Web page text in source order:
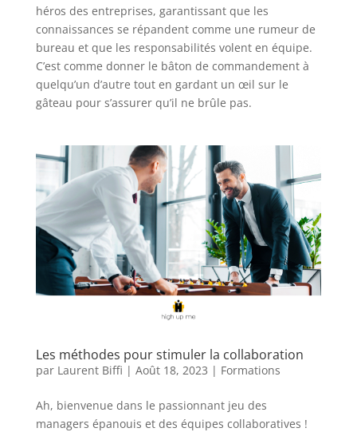
héros des entreprises, garantissant que les
connaissances se répandent comme une rumeur de
bureau et que les responsabilités volent en équipe.
C’est comme donner le bâton de commandement à
quelqu’un d’autre tout en gardant un œil sur le
gâteau pour s’assurer qu’il ne brûle pas.
Les méthodes pour stimuler la collaboration
par Laurent Biffi | Août 18, 2023 | Formations
Ah, bienvenue dans le passionnant jeu des
managers épanouis et des équipes collaboratives !